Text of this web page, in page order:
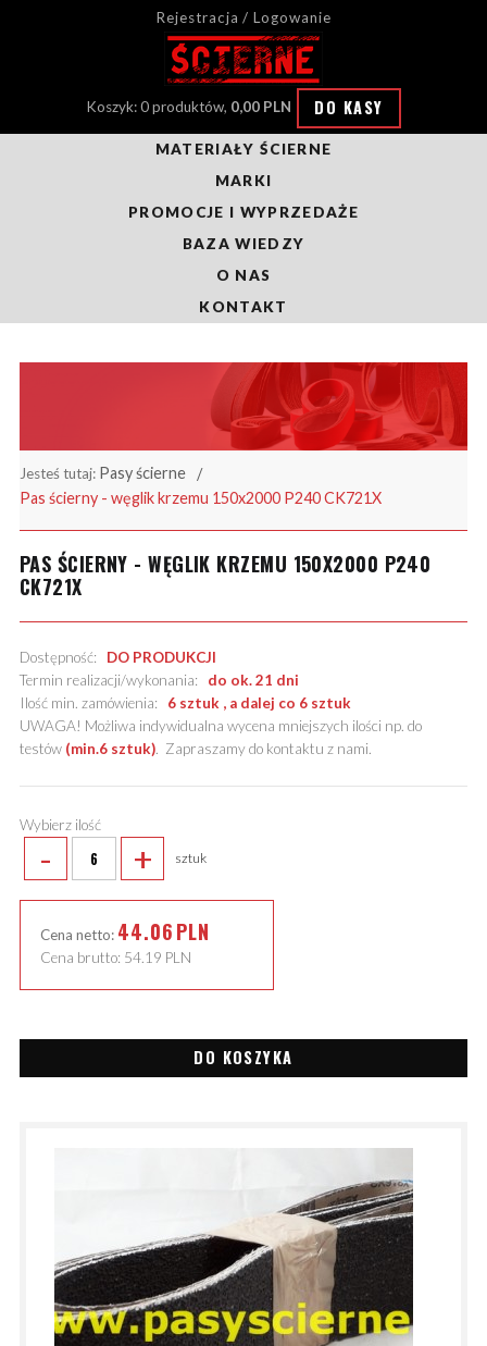
Rejestracja / Logowanie
Koszyk: 0 produktów, 0,00 PLN DO KASY
MATERIAŁY ŚCIERNE
MARKI
PROMOCJE I WYPRZEDAŻE
BAZA WIEDZY
O NAS
KONTAKT
Jesteś tutaj: Pasy ścierne
Pas ścierny - węglik krzemu 150x2000 P240 CK721X
PAS ŚCIERNY - WĘGLIK KRZEMU 150X2000 P240
CK721X
Dostępność: DO PRODUKCJI
Termin realizacji/wykonania: do ok. 21 dni
Ilość min. zamówienia: 6 sztuk , a dalej co 6 sztuk
UWAGA! Możliwa indywidualna wycena mniejszych ilości np. do
testów (min.6 sztuk). Zapraszamy do kontaktu z nami.
Wybierz ilość
- + sztuk
Cena netto: 44.06PLN
Cena brutto: 54.19 PLN
DO KOSZYKA